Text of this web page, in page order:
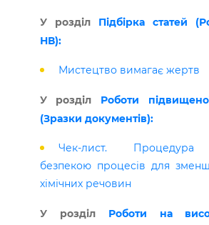
У розділ Підбірка статей
НВ):
Мистецтво вимагає жертв
У розділ Роботи
(Зразки документів):
Чек-лист. Процедура
безпекою процесів для
хімічних речовин
У розділРоботи на